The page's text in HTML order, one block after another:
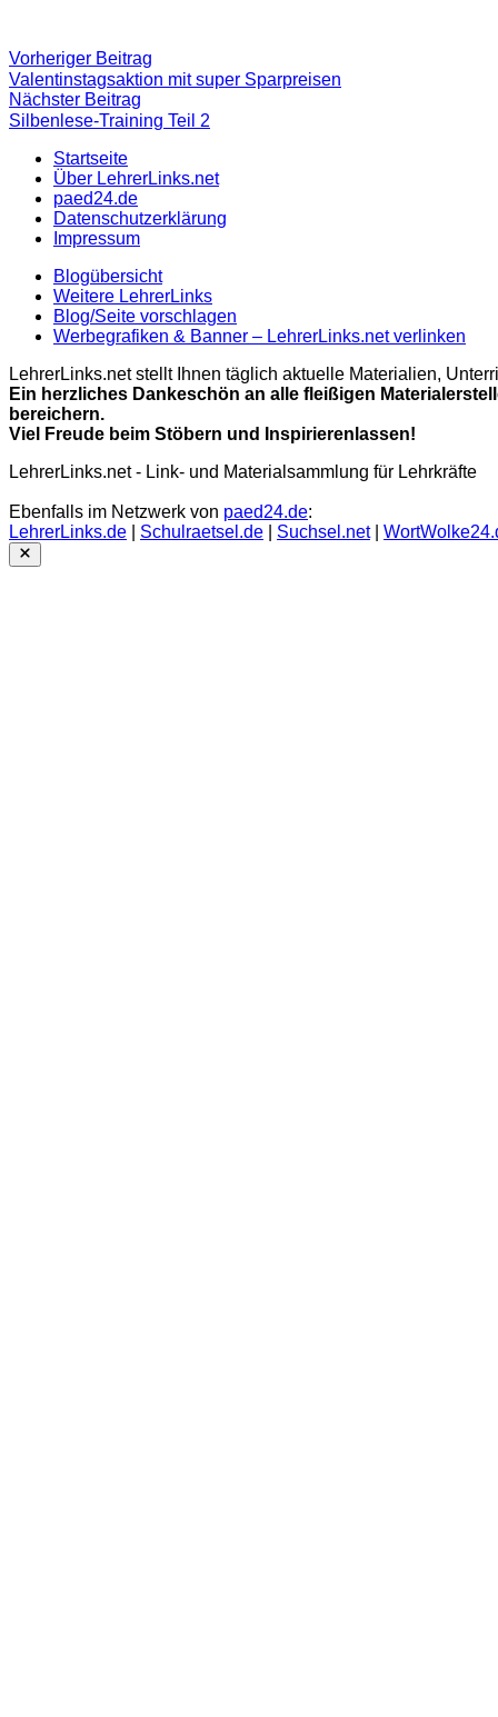
Beitragsnavigation
Vorheriger Beitrag
Beitrag:
Valentinstagsaktion mit super Sparpreisen
Nächster Beitrag
Beitrag
Silbenlese-Training Teil 2
Startseite
Über LehrerLinks.net
paed24.de
Datenschutzerklärung
Impressum
Blogübersicht
Weitere LehrerLinks
Blog/Seite vorschlagen
Werbegrafiken & Banner – LehrerLinks.net verlinken
LehrerLinks.net stellt Ihnen täglich aktuelle Materialien,
Ein herzliches Dankeschön an alle fleißigen
bereichern.
Viel Freude beim Stöbern und Inspirierenlassen!
LehrerLinks.net - Link- und Materialsammlung für Lehrkräfte
Ebenfalls im Netzwerk von paed24.de:
LehrerLinks.de
Schulraetsel.de Suchsel.net|
Close